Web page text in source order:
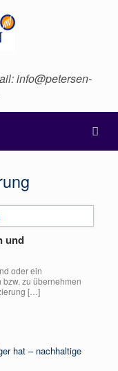
info@petersen-
und
oder ein
zu übernehmen
[…]
hat – nachhaltige